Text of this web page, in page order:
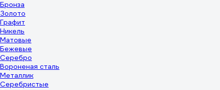
Бронза
Золото
Графит
Никель
Матовые
Бежевые
Серебро
Вороненая сталь
Металлик
Серебристые